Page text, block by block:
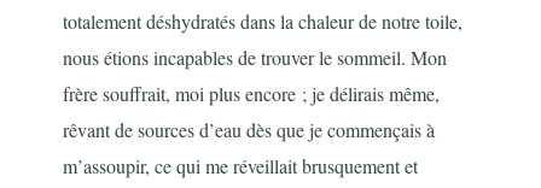
totalement déshydratés dans la chaleur de notre toile,
nous étions incapables de trouver le sommeil. Mon
frère souffrait, moi plus encore ; je délirais même,
rêvant de sources d’eau dès que je commençais à
m’assoupir, ce qui me réveillait brusquement et